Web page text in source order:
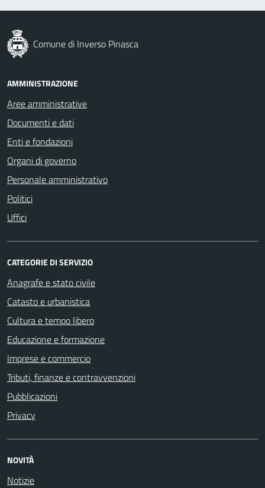
Comune di Inverso Pinasca
AMMINISTRAZIONE
Aree amministrative
Documenti e dati
Enti e fondazioni
Organi di governo
Personale amministrativo
Politici
Uffici
CATEGORIE DI SERVIZIO
Anagrafe e stato civile
Catasto e urbanistica
Cultura e tempo libero
Educazione e formazione
Imprese e commercio
Tributi, finanze e contravvenzioni
Pubblicazioni
Privacy
NOVITÀ
Notizie